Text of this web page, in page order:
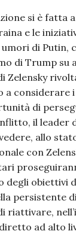
si è fatta
e le
di Putin,
di Trump
Zelensky
a considerare i
di
il leader
allo
con
degli obiettivi
persistente
riattivare,
ad alto